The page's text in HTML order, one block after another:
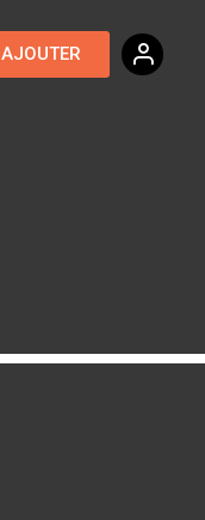
AJOUTER